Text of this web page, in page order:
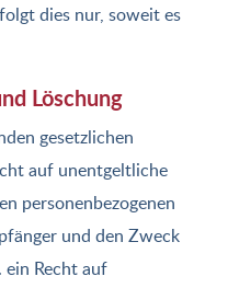
dies nur, soweit es
Löschung
gesetzlichen
auf unentgeltliche
personenbezogenen
und den Zweck
Recht auf